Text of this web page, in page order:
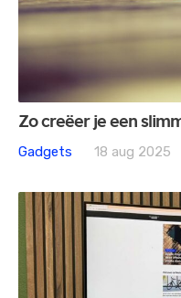
Zo creëer je een
Gadgets
18 aug 2025